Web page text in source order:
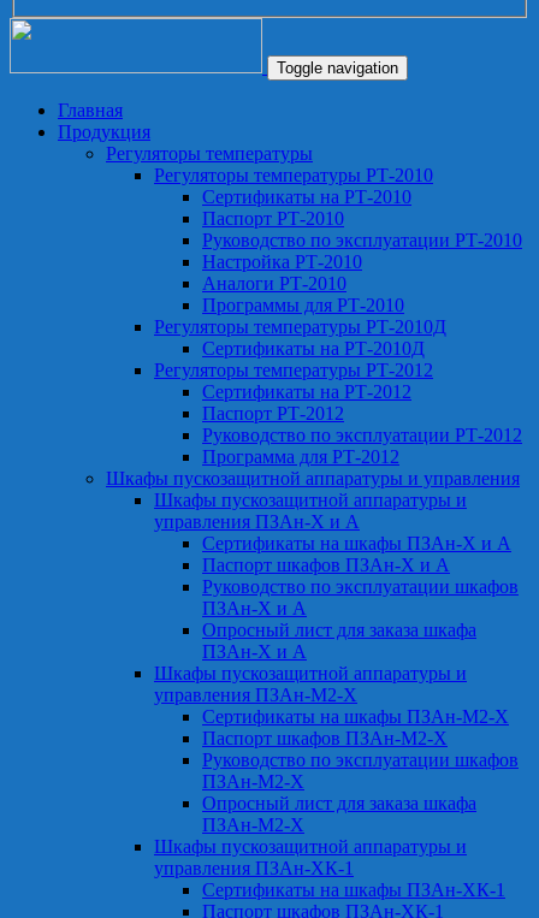
Toggle navigation
Главная
Продукция
Регуляторы температуры
Регуляторы температуры РТ-2010
Сертификаты на РТ-2010
Паспорт РТ-2010
Руководство по эксплуатации РТ-2010
Настройка РТ-2010
Аналоги РТ-2010
Программы для РТ-2010
Регуляторы температуры РТ-2010Д
Сертификаты на РТ-2010Д
Регуляторы температуры РТ-2012
Сертификаты на РТ-2012
Паспорт РТ-2012
Руководство по эксплуатации РТ-2012
Программа для РТ-2012
Шкафы пускозащитной аппаратуры и управления
Шкафы пускозащитной аппаратуры и
управления ПЗАн-Х и А
Сертификаты на шкафы ПЗАн-Х и А
Паспорт шкафов ПЗАн-Х и А
Руководство по эксплуатации шкафов
ПЗАн-Х и А
Опросный лист для заказа шкафа
ПЗАн-Х и А
Шкафы пускозащитной аппаратуры и
управления ПЗАн-М2-Х
Сертификаты на шкафы ПЗАн-М2-Х
Паспорт шкафов ПЗАн-М2-Х
Руководство по эксплуатации шкафов
ПЗАн-М2-Х
Опросный лист для заказа шкафа
ПЗАн-М2-Х
Шкафы пускозащитной аппаратуры и
управления ПЗАн-ХК-1
Сертификаты на шкафы ПЗАн-ХК-1
Паспорт шкафов ПЗАн-ХК-1